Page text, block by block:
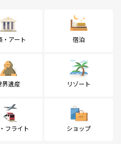
・アート 宿泊
界遺産 リゾート
フライト ショップ